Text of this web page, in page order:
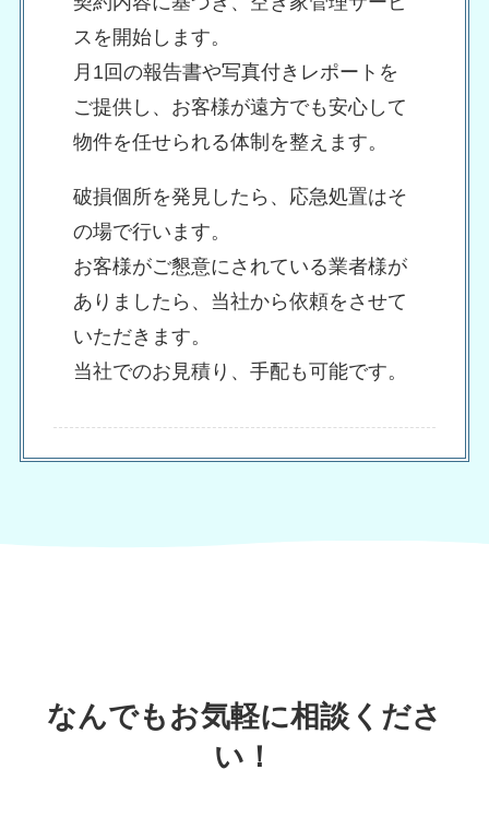
スを開始します。
月1回の報告書や写真付きレポートを
ご提供し、お客様が遠方でも安心して
物件を任せられる体制を整えます。
破損個所を発見したら、応急処置はそ
の場で行います。
お客様がご懇意にされている業者様が
ありましたら、当社から依頼をさせて
いただきます。
当社でのお見積り、手配も可能です。
なんでもお気軽に相談くださ
い！